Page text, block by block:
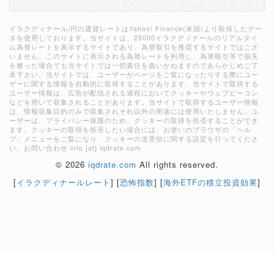
イラクディナール/円の通貨レートはYahoo! Finance(米国)より取得したデー
タを使用しております。当サイトは、25000イラクディナールのリアルタイ
ム為替レートを表示するサイトであり、為替取引を推奨するサイトではござ
いません。このサイトに表示される為替レートを利用し、為替取引等で損失
を被った場合でも当サイトでは一切責任を負いかねますのであらかじめご了
承下さい。当サイトでは、ユーザーがページをご覧になったりする際にユー
ザーに関する情報を自動的に取得することがあります。当サイトで取得する
ユーザー情報は、広告が配信される過程においてクッキーやウェブビーコン
などを用いて収集されることがあります。当サイトで取得するユーザー情報
は、情報収集目的のみで収集されそれ以外の用途には使用いたしません。ユ
ーザーは、プライバシー保護のため、クッキーの取得を拒否することができ
ます。クッキーの取得を拒否したい場合には、お使いのブラウザの「ヘル
プ」メニューをご覧になり、クッキーの送受信に関する設定を行ってくださ
い。お問い合わせ info [at] iqdrate.com
© 2026 iqdrate.com All rights reserved.
[イラクディナールレート ] [恐怖指数] [海外ETFの積立投資効果]